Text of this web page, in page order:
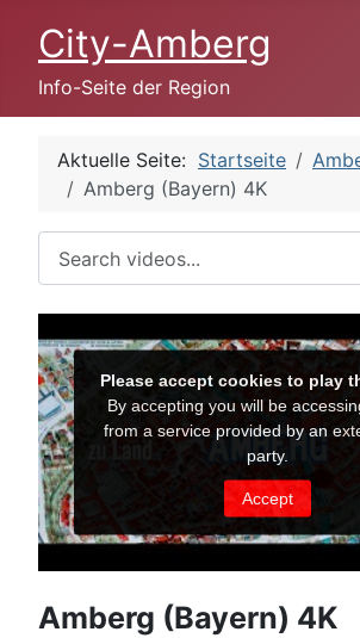
City-Amberg
Info-Seite der Region
Aktuelle Seite: Startseite
Amberg (Bayern) 4K
Amberg (Bayern) 4K